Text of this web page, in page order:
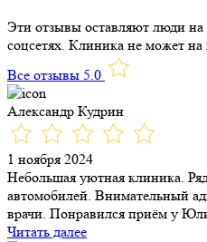
Эти отзывы оставляют люди на
соцсетях. Клиника не может на
Все отзывы 5.0
Александр Кудрин
1 ноября 2024
Небольшая уютная клиника.
автомобилей. Внимательный
врачи. Понравился приём у
Читать далее